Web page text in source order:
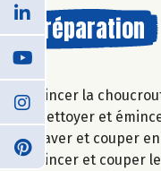
Préparation
Rincer la
Nettoyer et
Laver et couper
Rincer et couper